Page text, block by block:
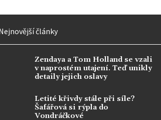
články
Zendaya a Tom Holland se vzali
v naprostém utajení. Teď unikly
detaily jejich oslavy
Letité křivdy stále při síle?
Šafářová si rýpla do
Vondráčkové